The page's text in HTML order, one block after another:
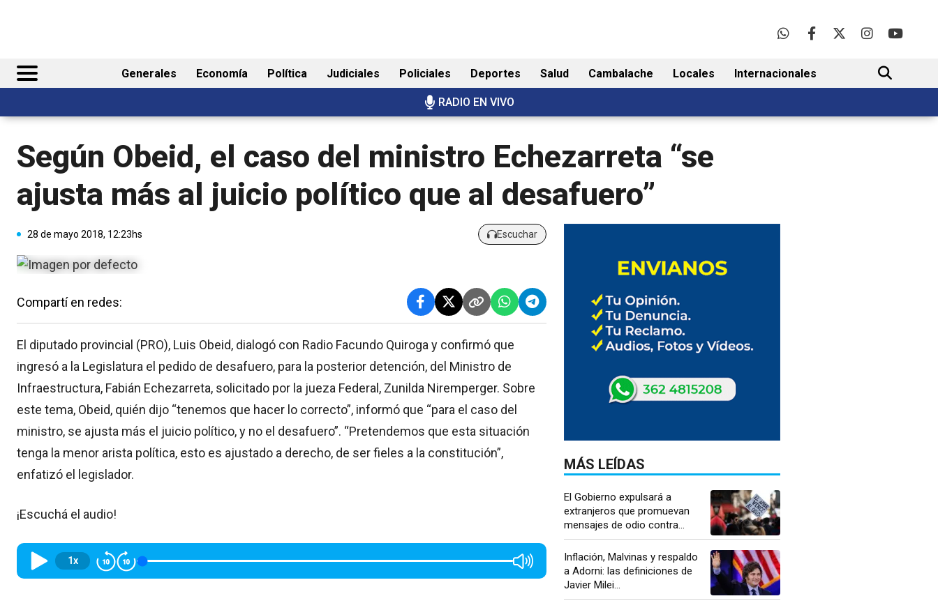
Generales Economía Política Judiciales Policiales Deportes Salud Cambalache Locales Internacionales
RADIO EN VIVO
BUSCAR
Según Obeid, el caso del ministro Echezarreta “se
ajusta más al juicio político que al desafuero”
28 de mayo 2018, 12:23hs Escuchar
Compartí en redes:
El diputado provincial (PRO), Luis Obeid, dialogó con Radio Facundo Quiroga y confirmó que
ingresó a la Legislatura el pedido de desafuero, para la posterior detención, del Ministro de
Infraestructura, Fabián Echezarreta, solicitado por la jueza Federal, Zunilda Niremperger. Sobre
este tema, Obeid, quién dijo “tenemos que hacer lo correcto”, informó que “para el caso del
ministro, se ajusta más el juicio político, y no el desafuero”. “Pretendemos que esta situación
tenga la menor arista política, esto es ajustado a derecho, de ser fieles a la constitución”,
enfatizó el legislador.
¡Escuchá el audio!
1x
MÁS LEÍDAS
El Gobierno expulsará a
extranjeros que promuevan
mensajes de odio contra...
Inflación, Malvinas y respaldo
a Adorni: las definiciones de
Javier Milei...